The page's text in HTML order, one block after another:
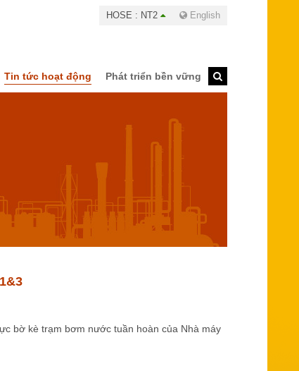
HOSE : NT2 English
Tin tức hoạt động Phát triển bền vững
bờ kè trạm bơm nước tuần hoàn của Nhà máy